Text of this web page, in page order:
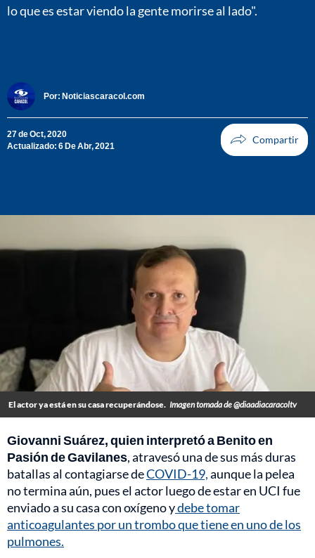
lo que es estar viendo la gente morirse al lado".
Por: Noticiascaracol.com
27 de Oct, 2020
Actualizado: 6 De Abr, 2021
El actor ya está en su casa recuperándose. Imagen tomada de @diaadiacaracoltv
Giovanni Suárez, quien interpretó a Benito en
Pasión de Gavilanes, atravesó una de sus más duras
batallas al contagiarse deCOVID-19,aunque la pelea
no termina aún, pues el actor luego de estar en UCI fue
enviado a su casa con oxígeno ydebe tomar
anticoagulantes por un trombo que tiene en uno de los
pulmones.